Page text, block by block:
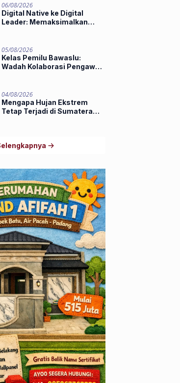
06/08/2026
Digital Native ke Digital
Leader: Memaksimalkan
05/08/2026
Kelas Pemilu Bawaslu:
Wadah Kolaborasi Pengawas
04/08/2026
Mengapa Hujan Ekstrem
Tetap Terjadi di Sumatera